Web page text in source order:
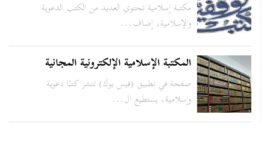
مكتبة إسلامية تحتوي العديد من الكتب الدعوية
والإسلامية، إضاف...
المكتبة الإسلامية الإلكترونية المجانية
صفحة في تطبيق (فيس بوك) تنشر كتبًا دعوية
وإسلامية، يستطيع ال...